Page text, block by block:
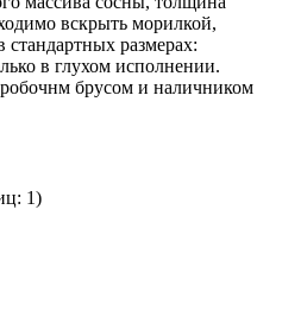
вскрыть морилкой,
размерах:
в глухом исполнении.
брусом и наличником
1)